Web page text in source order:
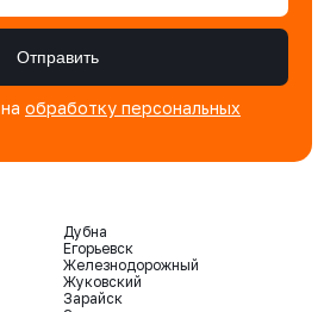
Отправить
обработку персональных
Дубна
Егорьевск
Железнодорожный
Жуковский
Зарайск